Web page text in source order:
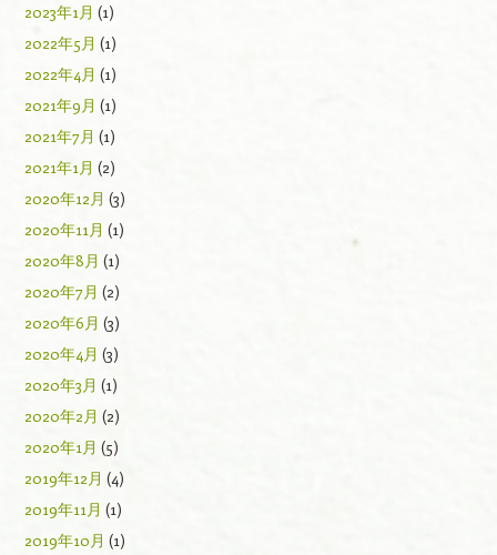
2023年1月 (1)
2022年5月 (1)
2022年4月 (1)
2021年9月 (1)
2021年7月 (1)
2021年1月 (2)
2020年12月 (3)
2020年11月 (1)
2020年8月 (1)
2020年7月 (2)
2020年6月 (3)
2020年4月 (3)
2020年3月 (1)
2020年2月 (2)
2020年1月 (5)
2019年12月 (4)
2019年11月 (1)
2019年10月 (1)